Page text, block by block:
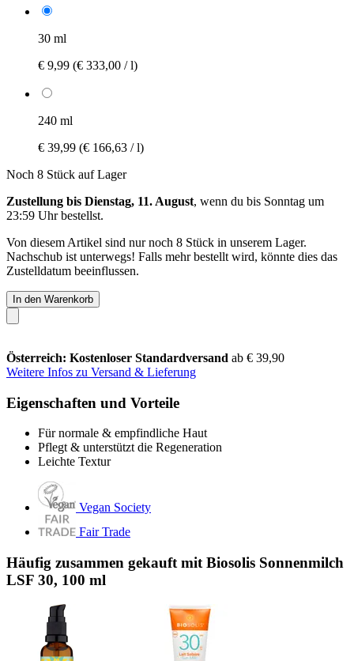
30 ml
€ 9,99 (€ 333,00 / l)
240 ml
€ 39,99 (€ 166,63 / l)
Noch 8 Stück auf Lager
Zustellung bis Dienstag, 11. August, wenn du bis Sonntag um
23:59 Uhrbestellst.
Von diesem Artikel sind nur noch 8 Stück in unserem Lager.
Nachschub ist unterwegs! Falls mehr bestellt wird, könnte dies das
Zustelldatum beeinflussen.
In den Warenkorb
Österreich: Kostenloser Standardversand ab € 39,90
Weitere Infos zu Versand & Lieferung
Eigenschaften und Vorteile
Für normale & empfindliche Haut
Pflegt & unterstützt die Regeneration
Leichte Textur
Vegan Society
Fair Trade
Häufig zusammen gekauft mit Biosolis Sonnenmilch
LSF 30, 100 ml